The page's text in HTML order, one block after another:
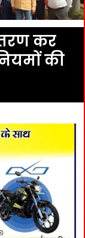
कर
की